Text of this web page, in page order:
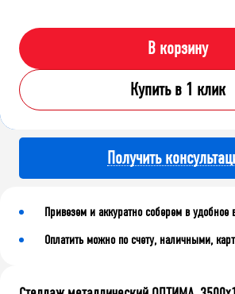
В корзину
Купить в 1 клик
Получить
Привезем и аккуратно соберем в удобное
Оплатить можно по счету, наличными,